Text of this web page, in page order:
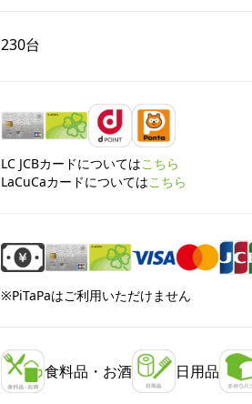
230台
LC JCBカードについてはこちら
LaCuCaカードについてはこちら
※PiTaPaはご利用いただけません
食料品・お酒 日用品